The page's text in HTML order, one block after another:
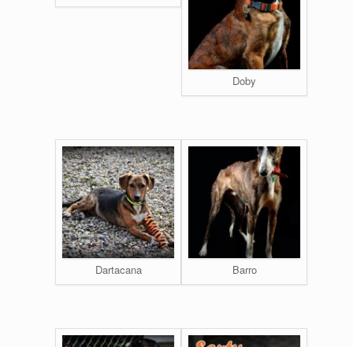
Doby
Dartacana Barro